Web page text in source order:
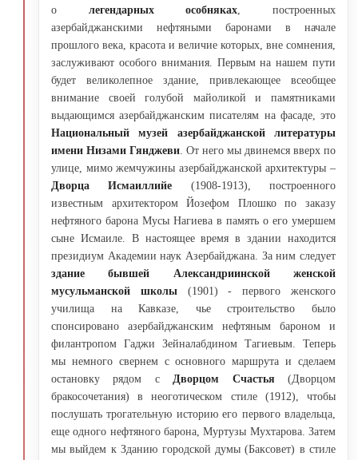
о легендарных особняках, построенных
азербайджанскими нефтяными баронами в начале
прошлого века, красота и величие которых, вне сомнения,
заслуживают особого внимания. Первым на нашем пути
будет великолепное здание, привлекающее всеобщее
внимание своей голубой майоликой и памятниками
выдающимся азербайджанским писателям на фасаде, это
Национальный музей азербайджанской литературы
имени Низами Гянджеви. От него мы двинемся вверх по
улице, мимо жемчужины азербайджанской архитектуры –
Дворца Исмаиллийе (1908-1913), построенного
известным архитектором Йозефом Плошко по заказу
нефтяного барона Мусы Нагиева в память о его умершем
сыне Исмаиле. В настоящее время в здании находится
президиум Академии наук Азербайджана. За ним следует
здание бывшей Александриинской женской
мусульманской школы(1901) - первого женского
училища на Кавказе, чье строительство было
спонсировано азербайджанским нефтяным бароном и
филантропом Гаджи Зейналабдином Тагиевым. Теперь
мы немного свернем с основного маршрута и сделаем
остановку рядом сДворцом Счастья (Дворцом
бракосочетания) в неоготическом стиле (1912), чтобы
послушать трогательную историю его первого владельца,
еще одного нефтяного барона, Муртузы Мухтарова. Затем
мы выйдем к Зданию городской думы (Баксовет) в стиле